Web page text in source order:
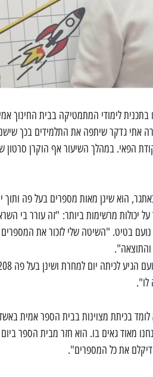
לימודי המתמטיקה בבית החינוך
בנושא. בכיתת המצוינות ז'2, המורה אתי גדקר שיתפה את
הוא שינן מאות מספרים בעל פה ותוך
שמעיד על יכולות מרשימות ביותר: "זה עורר בי
בטיט. "השיטה שלי לזכור את
לו".
בכיתת מצוינות בבית הספר אמית
מאוד גאים בו. הוא חזר מבית הספר
דיקלם את כל המספרים".